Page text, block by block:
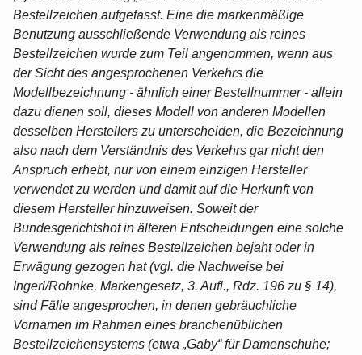
Bestellzeichen aufgefasst. Eine die markenmäßige
Benutzung ausschließende Verwendung als reines
Bestellzeichen wurde zum Teil angenommen, wenn aus
der Sicht des angesprochenen Verkehrs die
Modellbezeichnung - ähnlich einer Bestellnummer - allein
dazu dienen soll, dieses Modell von anderen Modellen
desselben Herstellers zu unterscheiden, die Bezeichnung
also nach dem Verständnis des Verkehrs gar nicht den
Anspruch erhebt, nur von einem einzigen Hersteller
verwendet zu werden und damit auf die Herkunft von
diesem Hersteller hinzuweisen. Soweit der
Bundesgerichtshof in älteren Entscheidungen eine solche
Verwendung als reines Bestellzeichen bejaht oder in
Erwägung gezogen hat (vgl. die Nachweise bei
Ingerl/Rohnke, Markengesetz, 3. Aufl., Rdz. 196 zu § 14),
sind Fälle angesprochen, in denen gebräuchliche
Vornamen im Rahmen eines branchenüblichen
Bestellzeichensystems (etwa „Gaby“ für Damenschuhe;